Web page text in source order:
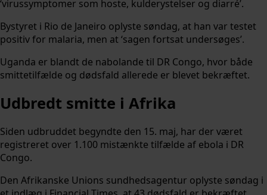
‘virussymptomer som hoste, kulderystelser og diarré’.
Bystyret i Rio de Janeiro oplyste søndag, at han var testet
positiv for malaria, men at ‘sagen fortsat undersøges’.
Uganda er blandt de nabolande til DR Congo, hvor både
smittetilfælde og dødsfald allerede er blevet bekræftet.
Udbredt smitte i Afrika
Siden udbruddet begyndte den 15. maj, har der været
registreret over 1.100 mistænkte tilfælde af ebola i DR
Congo.
Den Afrikanske Unions sundhedsagentur oplyste søndag i